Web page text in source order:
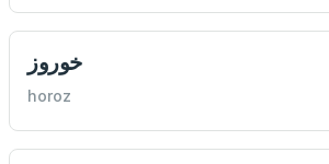
خوروز
horoz